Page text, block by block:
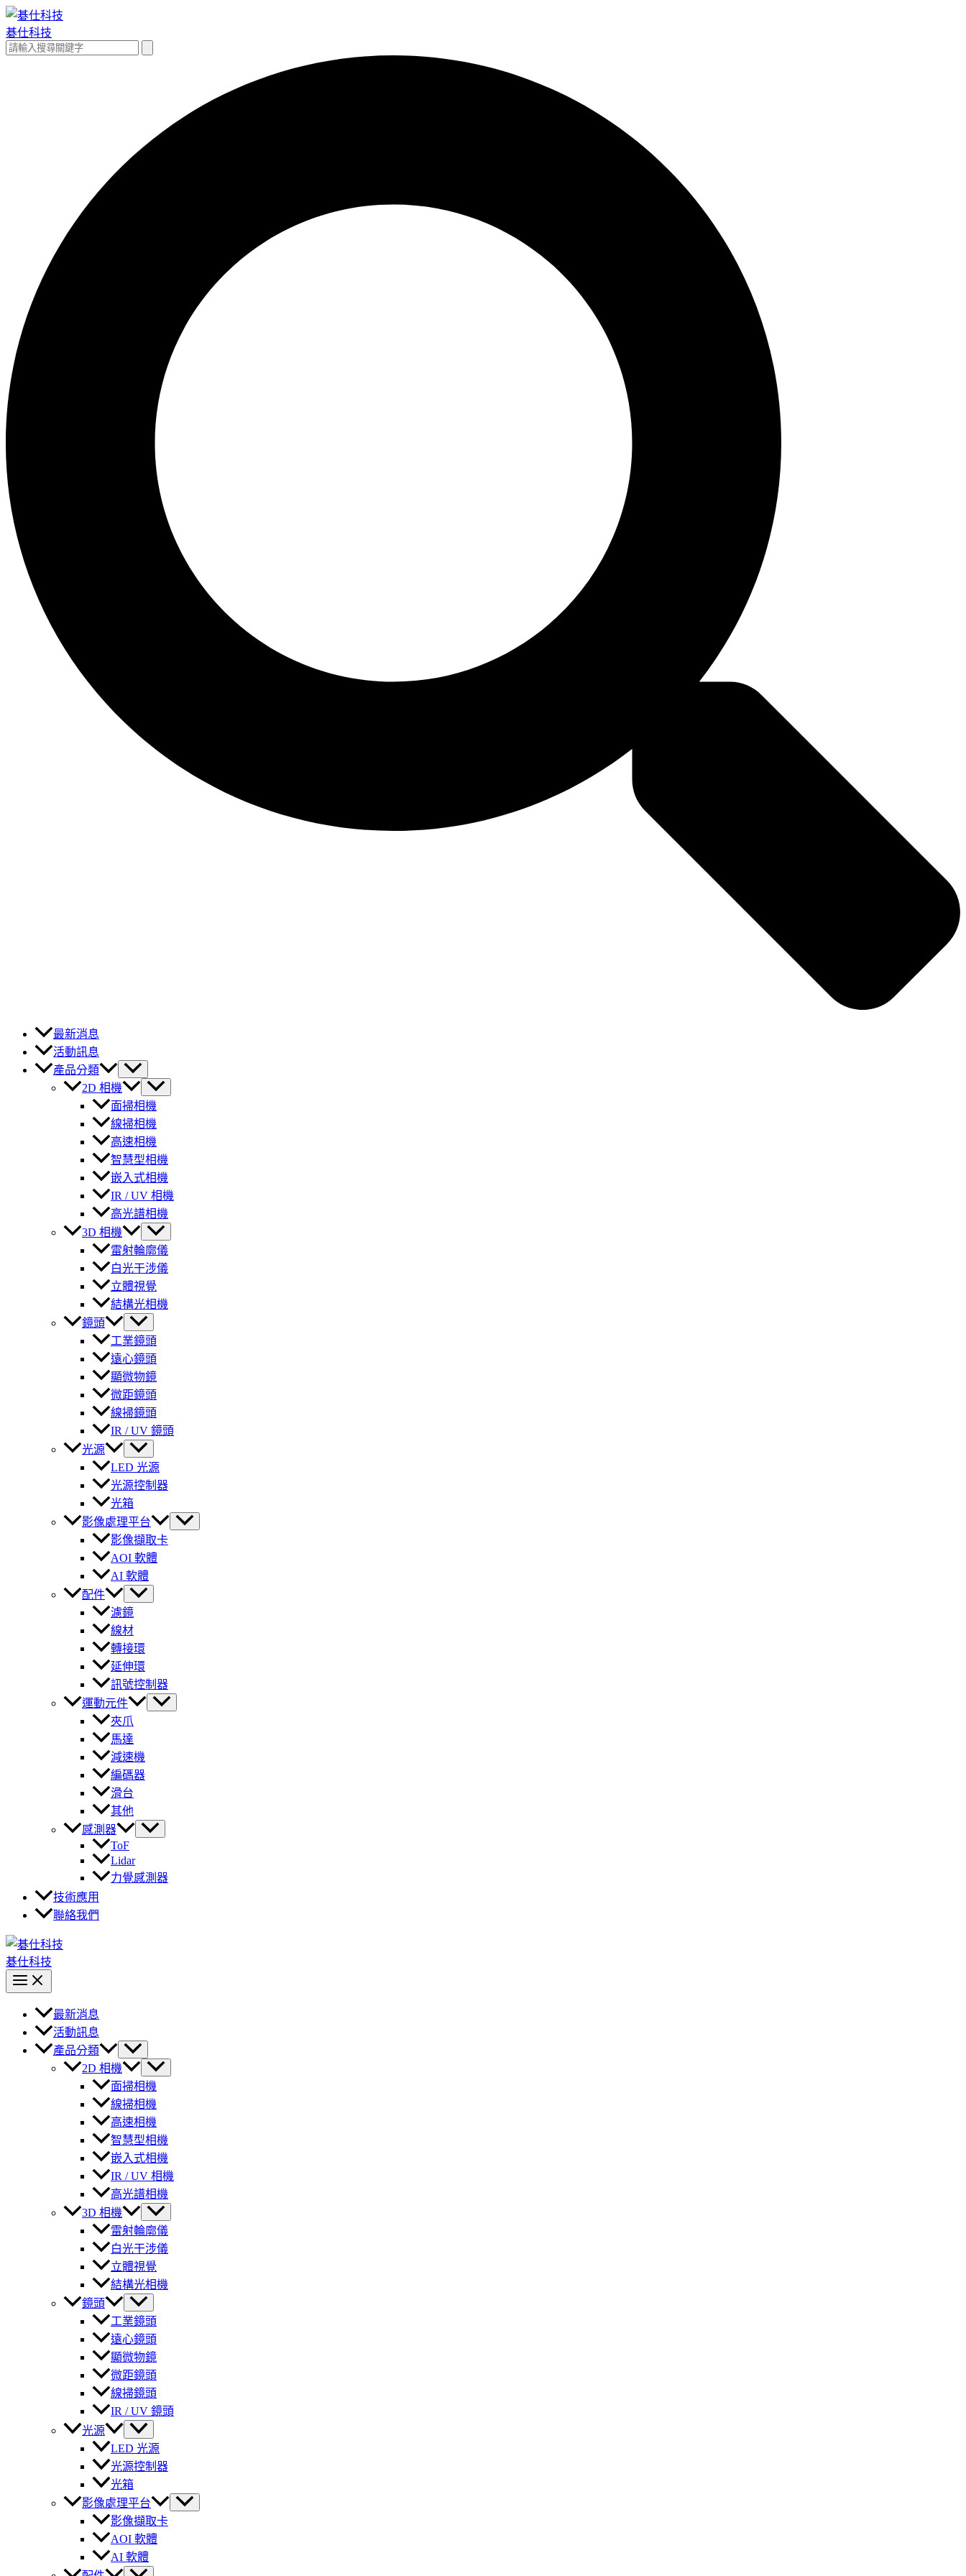
跳
至
主
碁仕科技
搜
最新消息
活動訊息
產品分類
2D 相機
面掃相機
線掃相機
高速相機
智慧型相機
嵌入式相機
IR / UV 相機
高光譜相機
3D 相機
雷射輪廓儀
白光干涉儀
立體視覺
結構光相機
鏡頭
工業鏡頭
遠心鏡頭
顯微物鏡
微距鏡頭
線掃鏡頭
IR / UV 鏡頭
光源
LED 光源
光源控制器
光箱
影像處理平台
影像擷取卡
AOI 軟體
AI 軟體
配件
濾鏡
線材
轉接環
延伸環
訊號控制器
運動元件
夾爪
馬達
減速機
編碼器
滑台
其他
感測器
ToF
Lidar
力覺感測器
技術應用
聯絡我們
碁仕科技
最新消息
活動訊息
產品分類
2D 相機
面掃相機
線掃相機
高速相機
智慧型相機
嵌入式相機
IR / UV 相機
高光譜相機
3D 相機
雷射輪廓儀
白光干涉儀
立體視覺
結構光相機
鏡頭
工業鏡頭
遠心鏡頭
顯微物鏡
微距鏡頭
線掃鏡頭
IR / UV 鏡頭
光源
LED 光源
光源控制器
光箱
影像處理平台
影像擷取卡
AOI 軟體
AI 軟體